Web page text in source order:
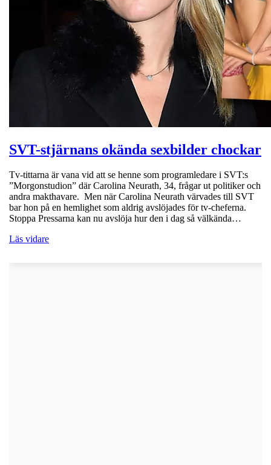
SVT-stjärnans okända sexbilder chockar
Tv-tittarna är vana vid att se henne som programledare i SVT:s
”Morgonstudion” där Carolina Neurath, 34, frågar ut politiker och
andra makthavare. Men när Carolina Neurath värvades till SVT
bar hon på en hemlighet som aldrig avslöjades för tv-cheferna.
Stoppa Pressarna kan nu avslöja hur den i dag så välkända…
Läs vidare